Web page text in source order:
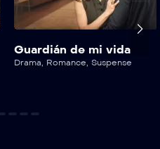
Guardián de mi vida
Drama, Romance, Suspense